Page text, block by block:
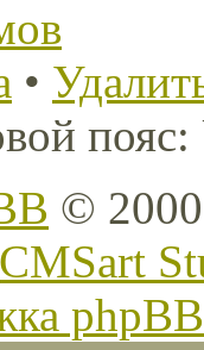
•
©
CMSart
phpBB